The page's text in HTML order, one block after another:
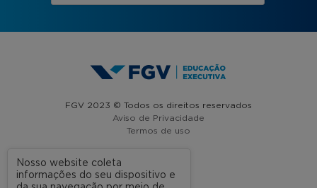
FGV 2023 © Todos os direitos reservados
Aviso de Privacidade
Termos de uso
A FGV
Nosso website coleta
informações do seu dispositivo e